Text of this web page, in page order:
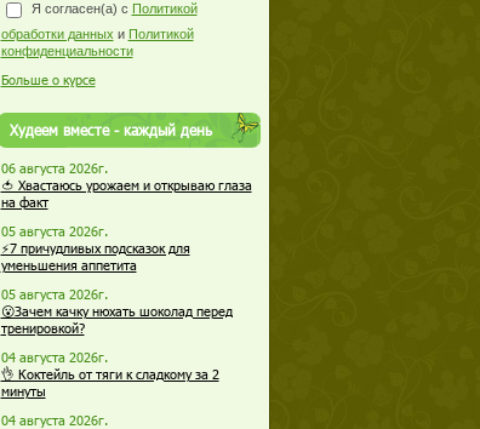
Я согласен(а) с Политикой
обработки данных и Политикой
конфиденциальности
Больше о курсе
Худеем вместе - каждый день
06 августа 2026г.
🍅 Хвастаюсь урожаем и открываю глаза
на факт
05 августа 2026г.
⚡7 причудливых подсказок для
уменьшения аппетита
05 августа 2026г.
😮Зачем качку нюхать шоколад перед
тренировкой?
04 августа 2026г.
👌 Коктейль от тяги к сладкому за 2
минуты
04 августа 2026г.